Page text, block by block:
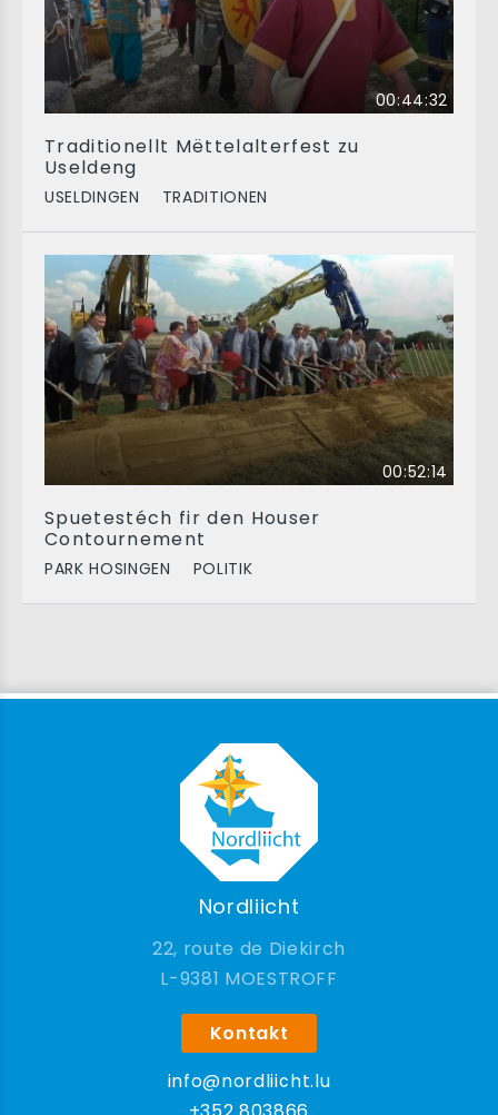
00:44:32
Traditionellt Mëttelalterfest zu
Useldeng
USELDINGEN TRADITIONEN
00:52:14
Spuetestéch fir den Houser
Contournement
PARK HOSINGEN POLITIK
Nordliicht
22, route de Diekirch
9381 MOESTROFF
Kontakt
info@nordliicht.lu